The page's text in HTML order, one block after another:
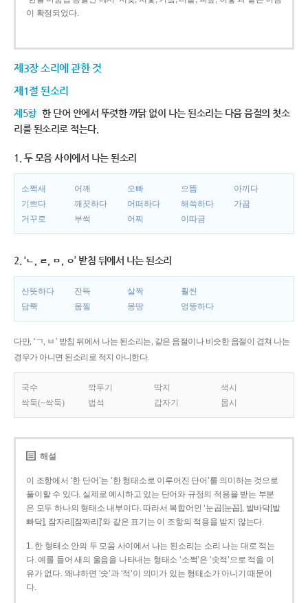
이 확정되었다.
제3장 소리에 관한 것
제1절 된소리
제5항 한 단어 안에서 뚜렷한 까닭 없이 나는 된소리는 다음 음절의 첫소
리를 된소리로 적는다.
1. 두 모음 사이에서 나는 된소리
소쩍새 어깨 오빠 으뜸
아끼다
기쁘다
깨끗하다 어떠하다 해쓱하다
가끔
거꾸로
부썩 어찌 이따금
2. ‘ㄴ, ㄹ, ㅁ, ㅇ’ 받침 뒤에서 나는 된소리
산뜻하다 잔뜩 살짝
훨씬
담뿍
움찔 몽땅 엉뚱하다
다만, ‘ㄱ, ㅂ’ 받침 뒤에서 나는 된소리는, 같은 음절이나 비슷한 음절이 겹쳐 나는
경우가 아니면 된소리로 적지 아니한다.
국수 깍두기 딱지
색시
싹둑(~싹둑)
법석 갑자기 몹시
해설
이 조항에서 ‘한 단어’는 ‘한 형태소로 이루어진 단어’를 의미하는 것으로
풀이할 수 있다. 실제로 예시하고 있는 단어와 규정의 적용을 받는 부분
은 모두 하나의 형태소 내부이다. 따라서 복합어인 ‘눈곱[눈꼽], 발바닥[발
빠닥], 잠자리[잠짜리]’와 같은 표기는 이 조항의 적용을 받지 않는다.
1. 한 형태소 안의 두 모음 사이에서 나는 된소리는 소리 나는 대로 적는
다. 예를 들어 새의 울음을 나타내는 형태소 ‘소쩍’은 ‘솟적’으로 적을 이
유가 없다. 왜냐하면 ‘솟’과 ‘적’이 의미가 있는 형태소가 아니기 때문이
다.